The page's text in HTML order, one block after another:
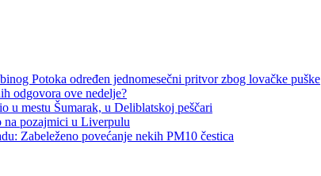
Potoka određen jednomesečni pritvor zbog lovačke puške
odgovora ove nedelje?
u mestu Šumarak, u Deliblatskoj peščari
na pozajmici u Liverpulu
Zabeleženo povećanje nekih PM10 čestica